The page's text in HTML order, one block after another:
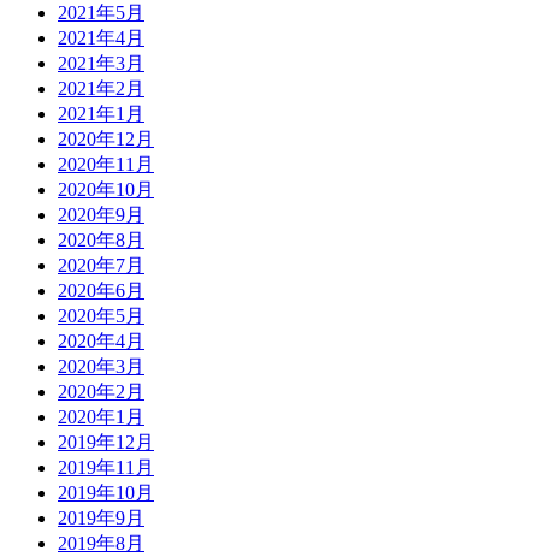
2021年5月
2021年4月
2021年3月
2021年2月
2021年1月
2020年12月
2020年11月
2020年10月
2020年9月
2020年8月
2020年7月
2020年6月
2020年5月
2020年4月
2020年3月
2020年2月
2020年1月
2019年12月
2019年11月
2019年10月
2019年9月
2019年8月